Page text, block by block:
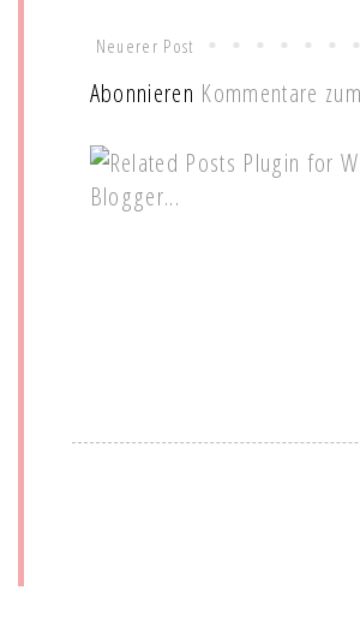
Neuerer Post
Abonnieren Kommentare